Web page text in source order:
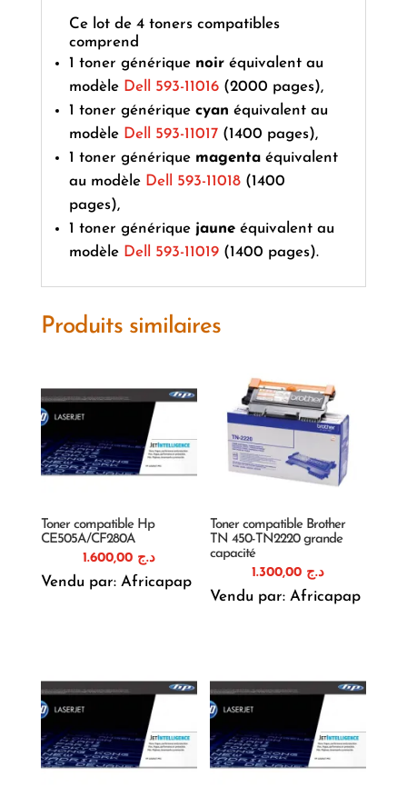
Ce lot de 4 toners compatibles
comprend
1 toner générique noiréquivalent au
modèle Dell 593-11016(2000 pages),
1 toner générique cyan équivalent au
modèle Dell 593-11017(1400 pages),
1 toner générique magentaéquivalent
au modèle Dell 593-11018(1400
pages),
1 toner générique jauneéquivalent au
modèle Dell 593-11019(1400 pages).
Produits similaires
Toner compatible Hp
CE505A/CF280A
د.ج 1.600,00
Vendu par: Africapap
Toner compatible Brother
TN 450-TN2220 grande
capacité
د.ج
Vendu par: Africapap